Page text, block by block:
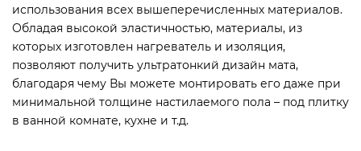
использования всех вышеперечисленных материалов.
Обладая высокой эластичностью, материалы, из
которых изготовлен нагреватель и изоляция,
позволяют получить ультратонкий дизайн мата,
благодаря чему Вы можете монтировать его даже при
минимальной толщине настилаемого пола – под плитку
в ванной комнате, кухне и т.д.